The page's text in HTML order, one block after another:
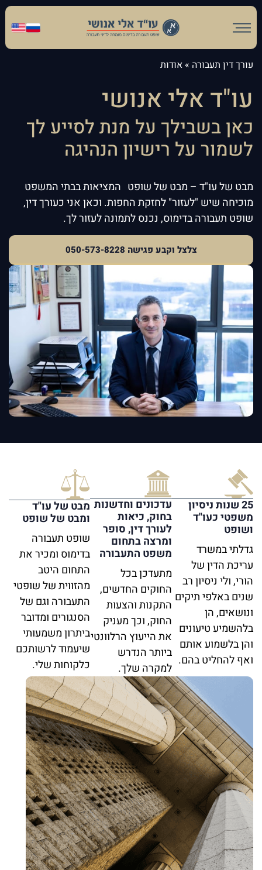
עורך דין תעבורה »אודות
עו"ד אלי אנושי
כאן בשבילך על מנת לסייע לך
לשמור על רישיון הנהיגה
מבט של עו"ד – מבט של שופט המציאות בבתי המשפט
מוכיחה שיש "לעזור" לחזקת החפות. וכאן אני כעורך דין,
שופט תעבורה בדימוס, נכנס לתמונה לעזור לך.
צלצל וקבע פגישה 050-573-8228
25 שנות ניסיון
משפטי כעו"ד
ושופט
גדלתי במשרד
עריכת הדין של
הורי, ולי ניסיון רב
שנים באלפי תיקים
ונושאים, הן
בלהשמיע טיעונים
והן בלשמוע אותם
ואף להחליט בהם.
עדכונים וחדשנות
בחוק, כיאות
לעורך דין, סופר
ומרצה בתחום
משפט התעבורה
מתעדכן בכל
החוקים החדשים,
התקנות והצעות
החוק, וכך מעניק
את הייעוץ הרלוונטי
ביותר הנדרש
למקרה שלך.
מבט של עו"ד
ומבט של שופט
שופט תעבורה
בדימוס ומכיר את
התחום היטב
מהזווית של שופטי
התעבורה וגם של
הסנגורים ומדובר
ביתרון משמעותי
שיעמוד לרשותכם
כלקוחות שלי.